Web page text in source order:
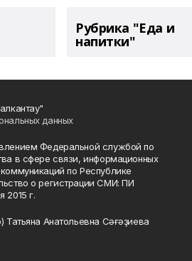
Рубрика "Еда и
напитки"
данных
Федеральной службой по
в сфере связи, информационных
по Республике
о регистрации СМИ: ПИ
2015 г.
Татьяна Анатольевна Сәғәҙиева